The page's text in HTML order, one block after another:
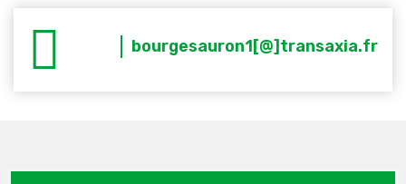
bourgesauron1[@]transaxia.fr